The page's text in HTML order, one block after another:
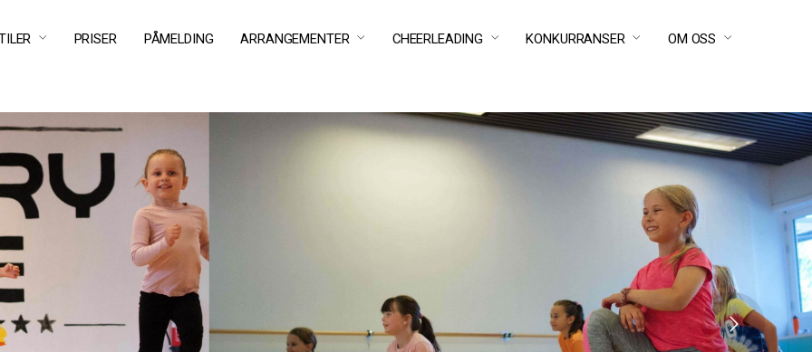
PRISER PÅMELDING ARRANGEMENTER CHEERLEADING KONKURRANSER OM OSS